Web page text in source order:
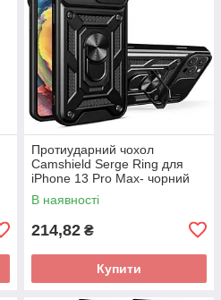
Протиударний чохол
Camshield Serge Ring для
iPhone 13 Pro Max- чорний
В наявності
214,82 ₴
Купити